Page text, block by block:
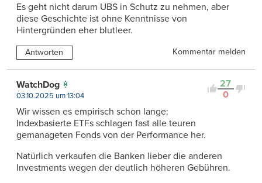
Es geht nicht darum UBS in Schutz zu nehmen, aber
diese Geschichte ist ohne Kenntnisse von
Hintergründen eher blutleer.
Antworten Kommentar melden
27
0
WatchDog
03.10.2025 um 13:04
Wir wissen es empirisch schon lange:
Indexbasierte ETFs schlagen fast alle teuren
gemanageten Fonds von der Performance her.
Natürlich verkaufen die Banken lieber die anderen
Investments wegen der deutlich höheren Gebühren.